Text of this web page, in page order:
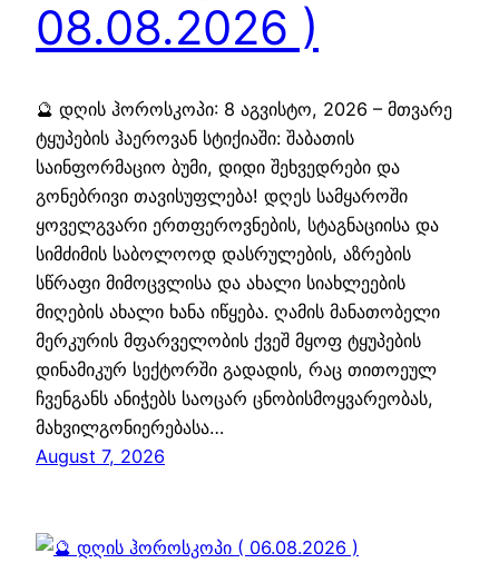
08.08.2026 )
🔮 დღის ჰოროსკოპი: 8 აგვისტო, 2026 – მთვარე
ტყუპების ჰაეროვან სტიქიაში: შაბათის
საინფორმაციო ბუმი, დიდი შეხვედრები და
გონებრივი თავისუფლება! დღეს სამყაროში
ყოველგვარი ერთფეროვნების, სტაგნაციისა და
სიმძიმის საბოლოოდ დასრულების, აზრების
სწრაფი მიმოცვლისა და ახალი სიახლეების
მიღების ახალი ხანა იწყება. ღამის მანათობელი
მერკურის მფარველობის ქვეშ მყოფ ტყუპების
დინამიკურ სექტორში გადადის, რაც თითოეულ
ჩვენგანს ანიჭებს საოცარ ცნობისმოყვარეობას,
მახვილგონიერებასა…
August 7, 2026